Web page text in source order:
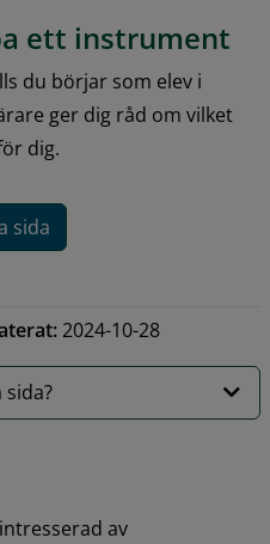
ett instrument
du börjar som elev i
ger dig råd om vilket
dig.
sida
2024-10-28
av